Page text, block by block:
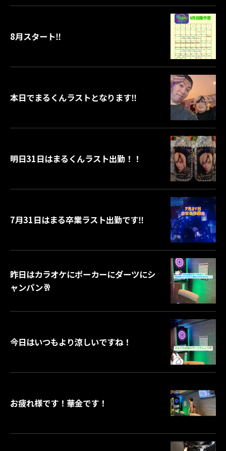
8月スタート‼️
⁡本日でまるくんラストとなります‼️
明日31日はまるくんラスト出勤！！
7月31日はまる卒業ラスト出勤です‼️
⁡昨日はカラオケにポーカーにダーツにシ
ャンパン🥂
⁡今日はいつもより涼しいですね！
お疲れ様です！華金です！